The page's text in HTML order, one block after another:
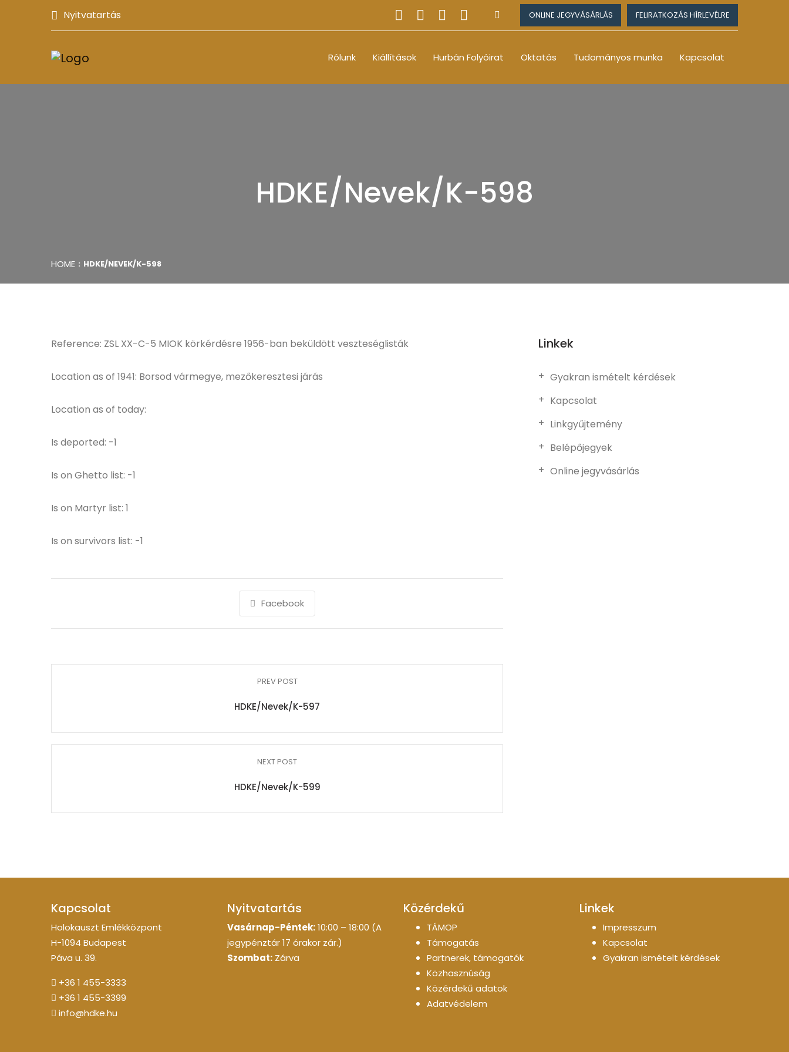
Nyitvatartás ONLINE JEGYVÁSÁRLÁS FELIRATKOZÁS HÍRLEVÉLRE
Rólunk Kiállítások Hurbán Folyóirat Oktatás Tudományos munka Kapcsolat
HDKE/Nevek/K-598
HOME HDKE/NEVEK/K-598
Reference: ZSL XX-C-5 MIOK körkérdésre 1956-ban beküldött veszteséglisták
Location as of 1941: Borsod vármegye, mezőkeresztesi járás
Location as of today:
Is deported: -1
Is on Ghetto list: -1
Is on Martyr list: 1
Is on survivors list: -1
Facebook
PREV POST
HDKE/Nevek/K-597
NEXT POST
HDKE/Nevek/K-599
Linkek
Gyakran ismételt kérdések
Kapcsolat
Linkgyűjtemény
Belépőjegyek
Online jegyvásárlás
Kapcsolat
Holokauszt Emlékközpont
H-1094 Budapest
Páva u. 39.
+36 1 455-3333
+36 1 455-3399
info@hdke.hu
Nyitvatartás
Vasárnap-Péntek:10:00 – 18:00 (A
jegypénztár 17 órakor zár.)
Szombat: Zárva
Közérdekű
TÁMOP
Támogatás
Partnerek, támogatók
Közhasznúság
Közérdekű adatok
Adatvédelem
Linkek
Impresszum
Kapcsolat
Gyakran ismételt kérdések